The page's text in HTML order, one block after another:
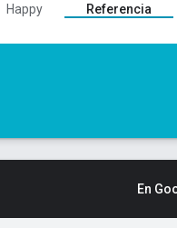
Happy Referencia
En